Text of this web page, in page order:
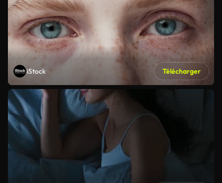
iStock Télécharger